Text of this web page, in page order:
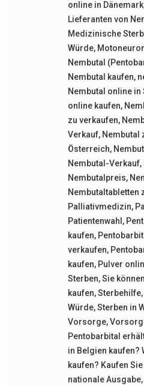
online in Dänemark
Lieferanten von
Medizinische
Würde,
Nembutal
Nembutal kaufen,
Nembutal online in
online kaufen,
zu verkaufen,
Verkauf, Nembutal
Österreich,
Nembutal-Verkauf,
Nembutalpreis,
Nembutaltabletten
Palliativmedizin,
Patientenwahl ,
kaufen,
verkaufen,
kaufen, Pulver
Sterben,Sie
kaufen,Sterbehilfe,
Würde,Sterben in
Vorsorge,
Pentobarbital
in Belgien kaufen?
kaufen? Kaufen
nationale Ausgabe,